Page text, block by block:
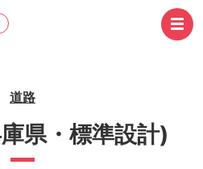
道路
県・標準設計)